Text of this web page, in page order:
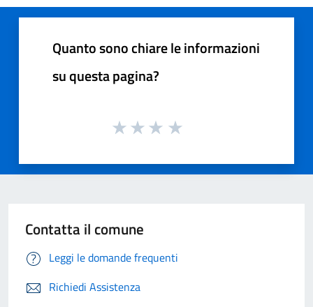
Quanto sono chiare le informazioni
su questa pagina?
Contatta il comune
Leggi le domande frequenti
Richiedi Assistenza